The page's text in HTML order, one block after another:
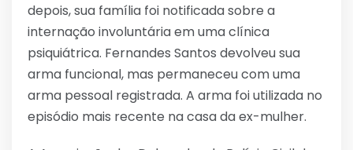
depois, sua família foi notificada sobre a
internação involuntária em uma clínica
psiquiátrica. Fernandes Santos devolveu sua
arma funcional, mas permaneceu com uma
arma pessoal registrada. A arma foi utilizada no
episódio mais recente na casa da ex-mulher.